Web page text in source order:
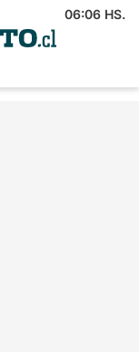
06:06 HS.